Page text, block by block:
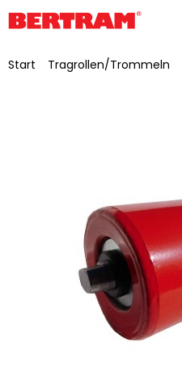
Start Tragrollen/Trommeln